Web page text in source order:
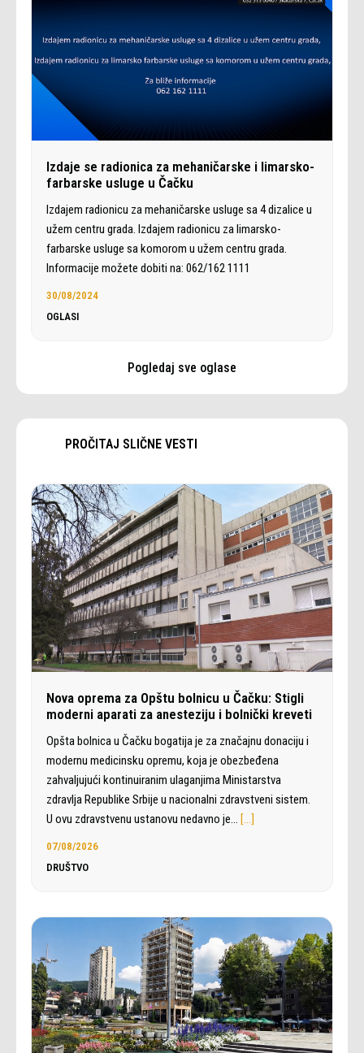
Izdaje se radionica za mehaničarske i limarsko-
farbarske usluge u Čačku
Izdajem radionicu za mehaničarske usluge sa 4 dizalice u
užem centru grada. Izdajem radionicu za limarsko-
farbarske usluge sa komorom u užem centru grada.
Informacije možete dobiti na: 062/162 1111
30/08/2024
OGLASI
Pogledaj sve oglase
PROČITAJ SLIČNE VESTI
Nova oprema za Opštu bolnicu u Čačku: Stigli
moderni aparati za anesteziju i bolnički kreveti
Opšta bolnica u Čačku bogatija je za značajnu donaciju i
modernu medicinsku opremu, koja je obezbeđena
zahvaljujući kontinuiranim ulaganjima Ministarstva
zdravlja Republike Srbije u nacionalni zdravstveni sistem.
U ovu zdravstvenu ustanovu nedavno je… […]
07/08/2026
DRUŠTVO